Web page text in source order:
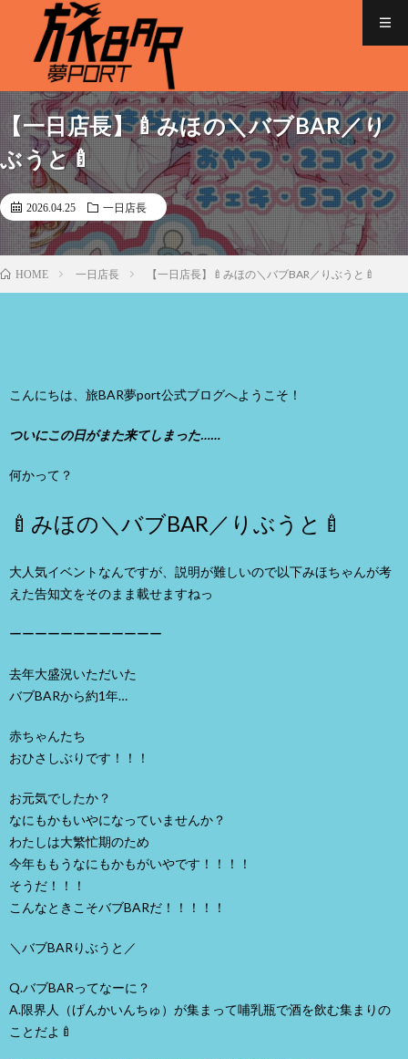
【一日店長】🍼みほの＼バブBAR／り
ぶうと🍼
2026.04.25 一日店長
HOME 一日店長 【一日店長】🍼みほの＼バブBAR／りぶうと🍼
こんにちは、旅BAR夢port公式ブログへようこそ！
ついにこの日がまた来てしまった……
何かって？
🍼みほの＼バブBAR／りぶうと🍼
大人気イベントなんですが、説明が難しいので以下みほちゃんが考
えた告知文をそのまま載せますねっ
ーーーーーーーーーーーー
去年大盛況いただいた
バブBARから約1年…
赤ちゃんたち
おひさしぶりです！！！
お元気でしたか？
なにもかもいやになっていませんか？
わたしは大繁忙期のため
今年ももうなにもかもがいやです！！！！
そうだ！！！
こんなときこそバブBARだ！！！！！
＼バブBARりぶうと／
Q.バブBARってなーに？
A.限界人（げんかいんちゅ）が集まって哺乳瓶で酒を飲む集まりの
ことだよ🍼